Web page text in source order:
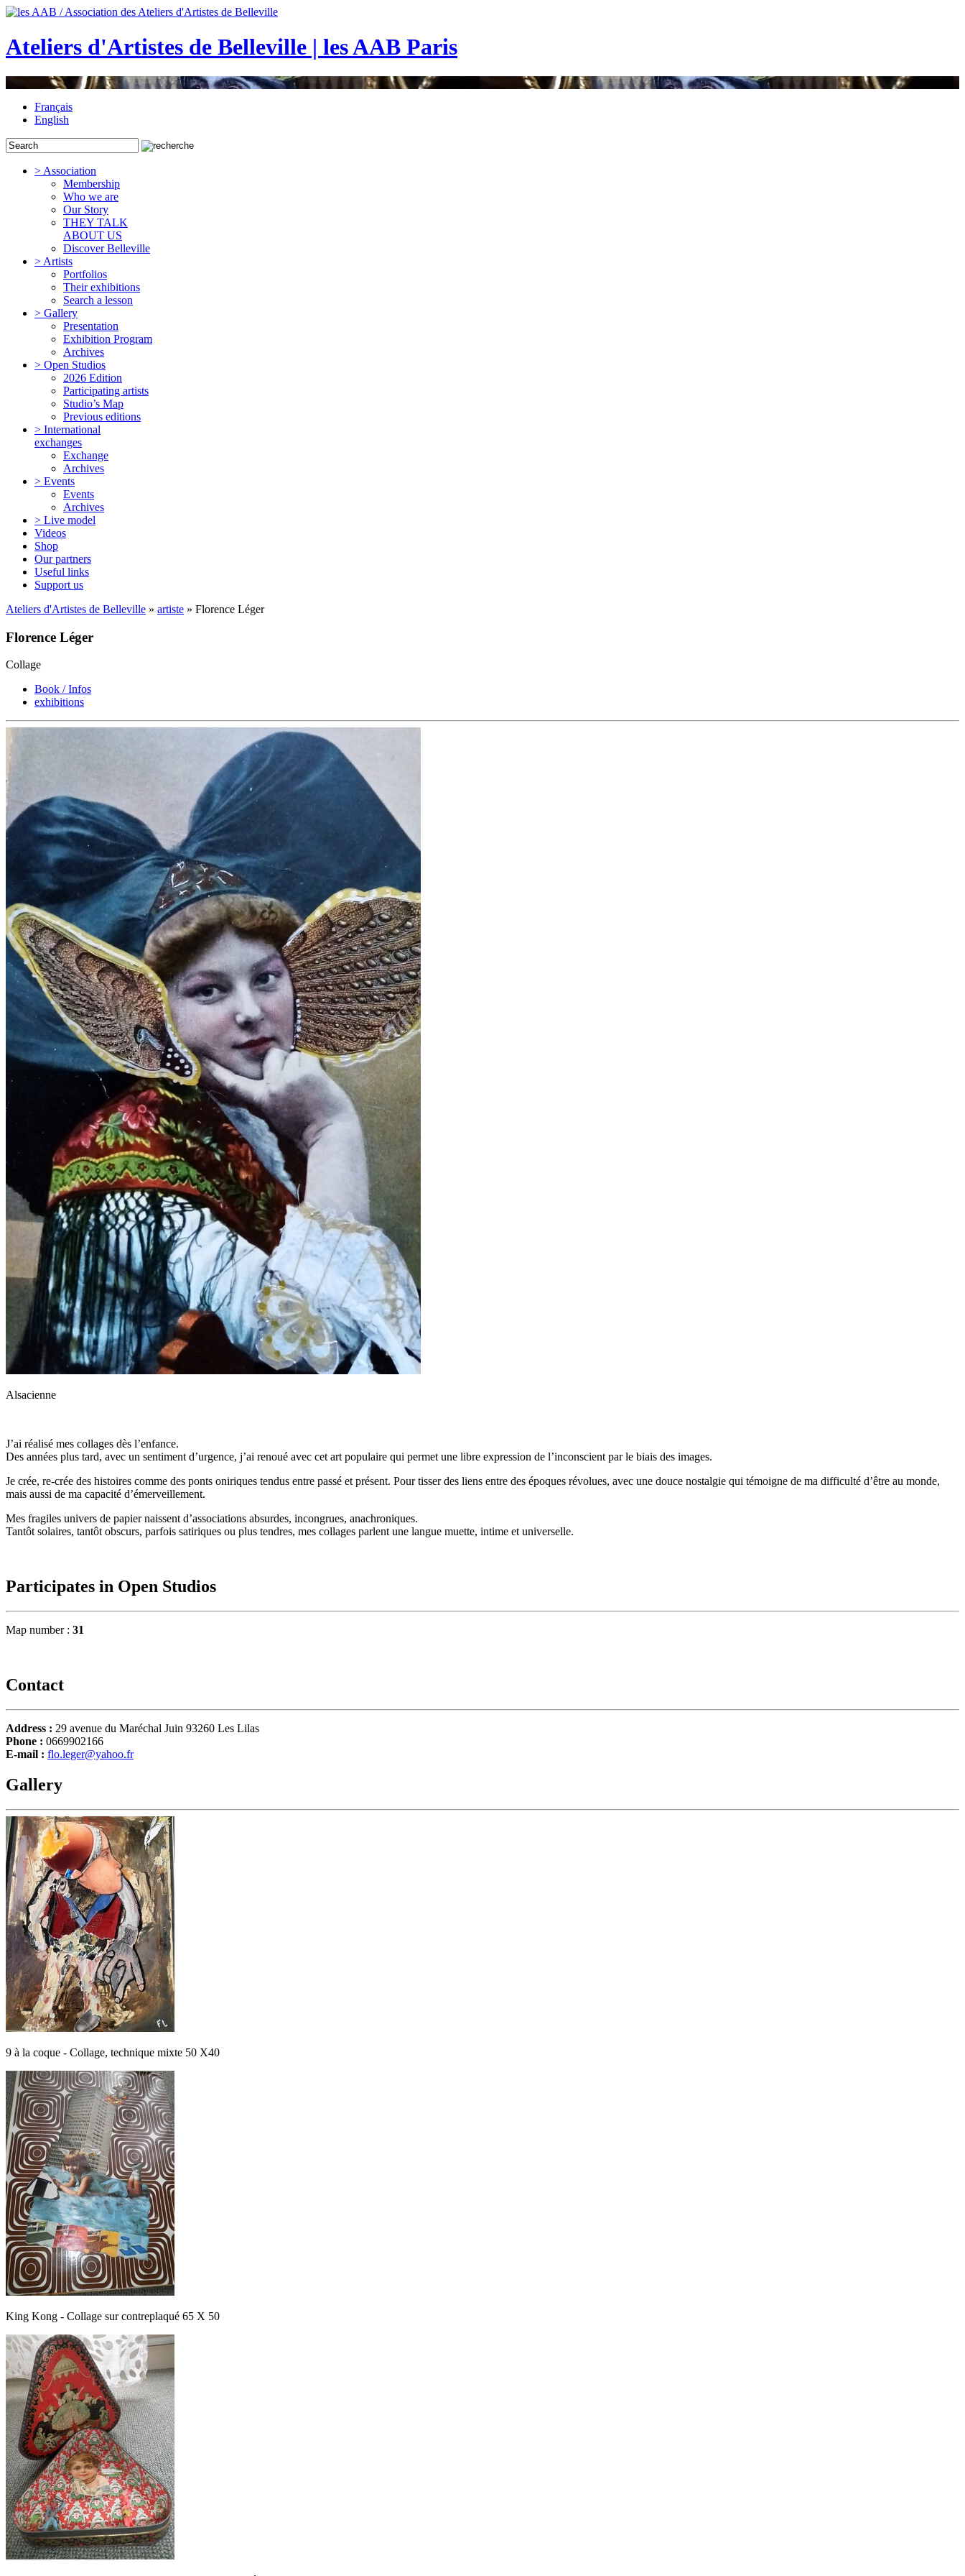
Ateliers d'Artistes de Belleville | les AAB Paris
Français
English
> Association
Membership
Who we are
Our Story
THEY TALK
ABOUT US
Discover Belleville
> Artists
Portfolios
Their exhibitions
Search a lesson
> Gallery
Presentation
Exhibition Program
Archives
> Open Studios
2026 Edition
Participating artists
Studio’s Map
Previous editions
> International
exchanges
Exchange
Archives
> Events
Events
Archives
> Live model
Videos
Shop
Our partners
Useful links
Support us
Ateliers d'Artistes de Belleville » artiste » Florence Léger
Florence Léger
Collage
Book / Infos
exhibitions
Alsacienne
J’ai réalisé mes collages dès l’enfance.
Des années plus tard, avec un sentiment d’urgence, j’ai renoué avec cet art populaire qui permet une libre expression de l’inconscient par le biais des images.
Je crée, re-crée des histoires comme des ponts oniriques tendus entre passé et présent. Pour tisser des liens entre des époques révolues, avec une douce nostalgie qui témoigne de ma difficulté d’être au monde,
mais aussi de ma capacité d’émerveillement.
Mes fragiles univers de papier naissent d’associations absurdes, incongrues, anachroniques.
Tantôt solaires, tantôt obscurs, parfois satiriques ou plus tendres, mes collages parlent une langue muette, intime et universelle.
Participates in Open Studios
Map number : 31
Contact
Address : 29 avenue du Maréchal Juin 93260 Les Lilas
Phone : 0669902166
E-mail : flo.leger@yahoo.fr
Gallery
9 à la coque - Collage, technique mixte 50 X40
King Kong - Collage sur contreplaqué 65 X 50